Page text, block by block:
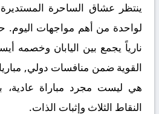
ينتظر عشاق الساحرة المستديرة
لواحدة من أهم مواجهات اليوم.
نارياً يجمع بين اليابان وخصمه
القوية ضمن منافسات دولي,
هي ليست مجرد مباراة
النقاط الثلاث وإثبات الذات.